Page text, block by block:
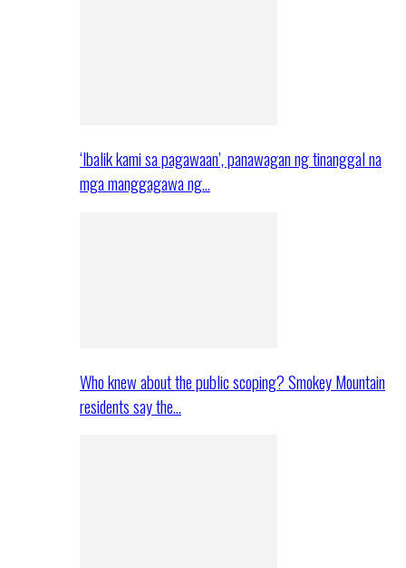
‘Ibalik kami sa pagawaan’, panawagan ng tinanggal na
mga manggagawa ng…
Who knew about the public scoping? Smokey Mountain
residents say the…